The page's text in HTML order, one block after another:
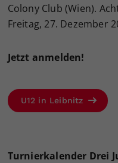
Colony Club (Wien).
Freitag, 27. Dezember
Jetzt anmelden!
U12 in Leibnitz
Turnierkalender Drei